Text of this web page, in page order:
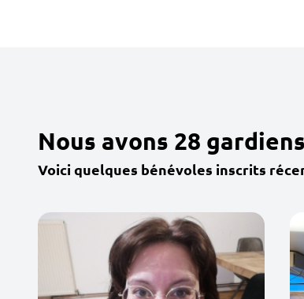
Nous avons 28
Voici quelques bénévoles inscrits